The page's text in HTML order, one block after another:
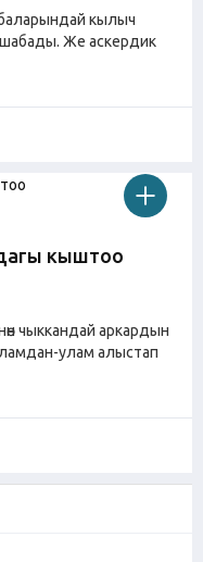
кылыч
Же аскердик
кыштоо
чыккандай аркардын
улам алыстап